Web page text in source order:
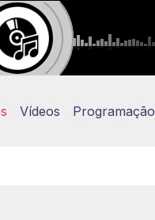
Vídeos Programação